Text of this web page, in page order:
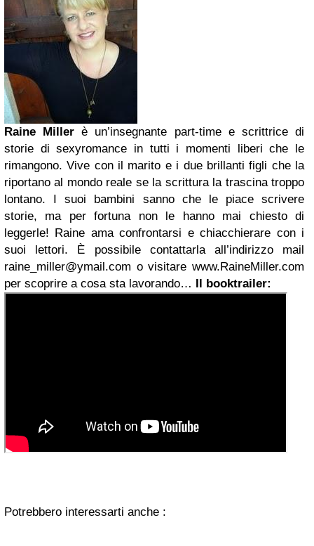
Raine Miller è un’insegnante part-time e scrittrice di
storie di sexyromance in tutti i momenti liberi che le
rimangono. Vive con il marito e i due brillanti figli che la
riportano al mondo reale se la scrittura la trascina troppo
lontano. I suoi bambini sanno che le piace scrivere
storie, ma per fortuna non le hanno mai chiesto di
leggerle! Raine ama confrontarsi e chiacchierare con i
suoi lettori. È possibile contattarla all’indirizzo mail
raine_miller@ymail.com o visitare www.RaineMiller.com
per scoprire a cosa sta lavorando… Il booktrailer:
Potrebbero interessarti anche :